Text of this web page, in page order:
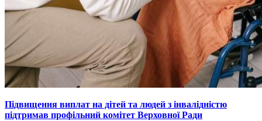
Підвищення виплат на дітей та людей з інвалідністю
підтримав профільний комітет Верховної Ради